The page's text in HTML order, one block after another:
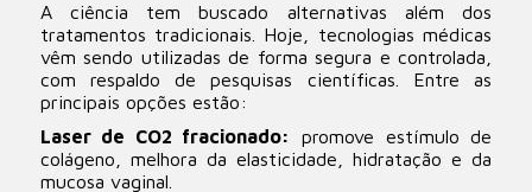
A ciência tem buscado alternativas além dos
tratamentos tradicionais. Hoje, tecnologias médicas
vêm sendo utilizadas de forma segura e controlada,
com respaldo de pesquisas científicas. Entre as
principais opções estão:
Laser de CO2 fracionado:
promove estímulo de
colágeno, melhora da elasticidade, hidratação e da
mucosa vaginal.